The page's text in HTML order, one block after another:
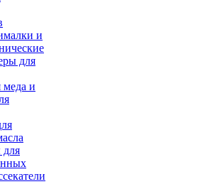
и
для
меда и
для